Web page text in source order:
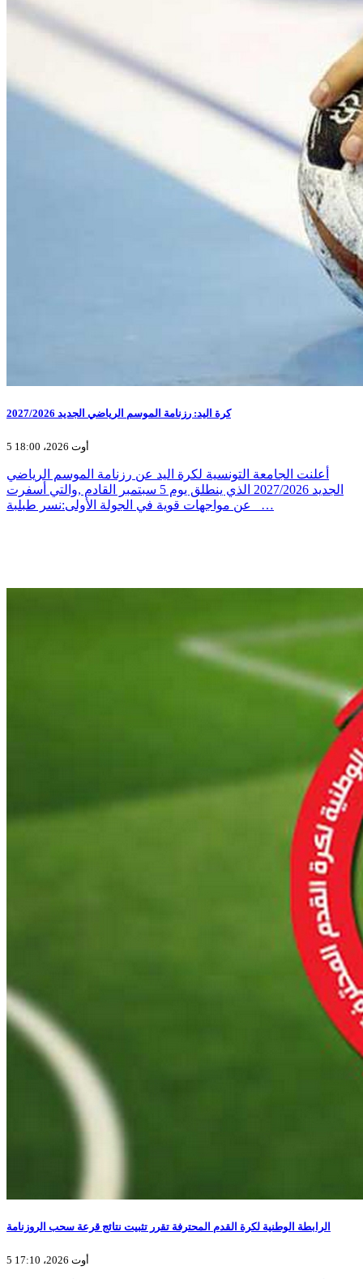
كرة اليد: رزنامة الموسم الرياضي الجديد 2027/2026
5 أوت 2026، 18:00
أعلنت الجامعة التونسية لكرة اليد عن رزنامة الموسم الرياضي
الجديد 2027/2026 الذي ينطلق يوم 5 سبتمبر القادم ,والتي أسفرت
عن مواجهات قوية في الجولة الأولى:نسر طبلبة _…
الرابطة الوطنية لكرة القدم المحترفة تقرر تثبيت نتائج قرعة سحب الروزنامة
5 أوت 2026، 17:10